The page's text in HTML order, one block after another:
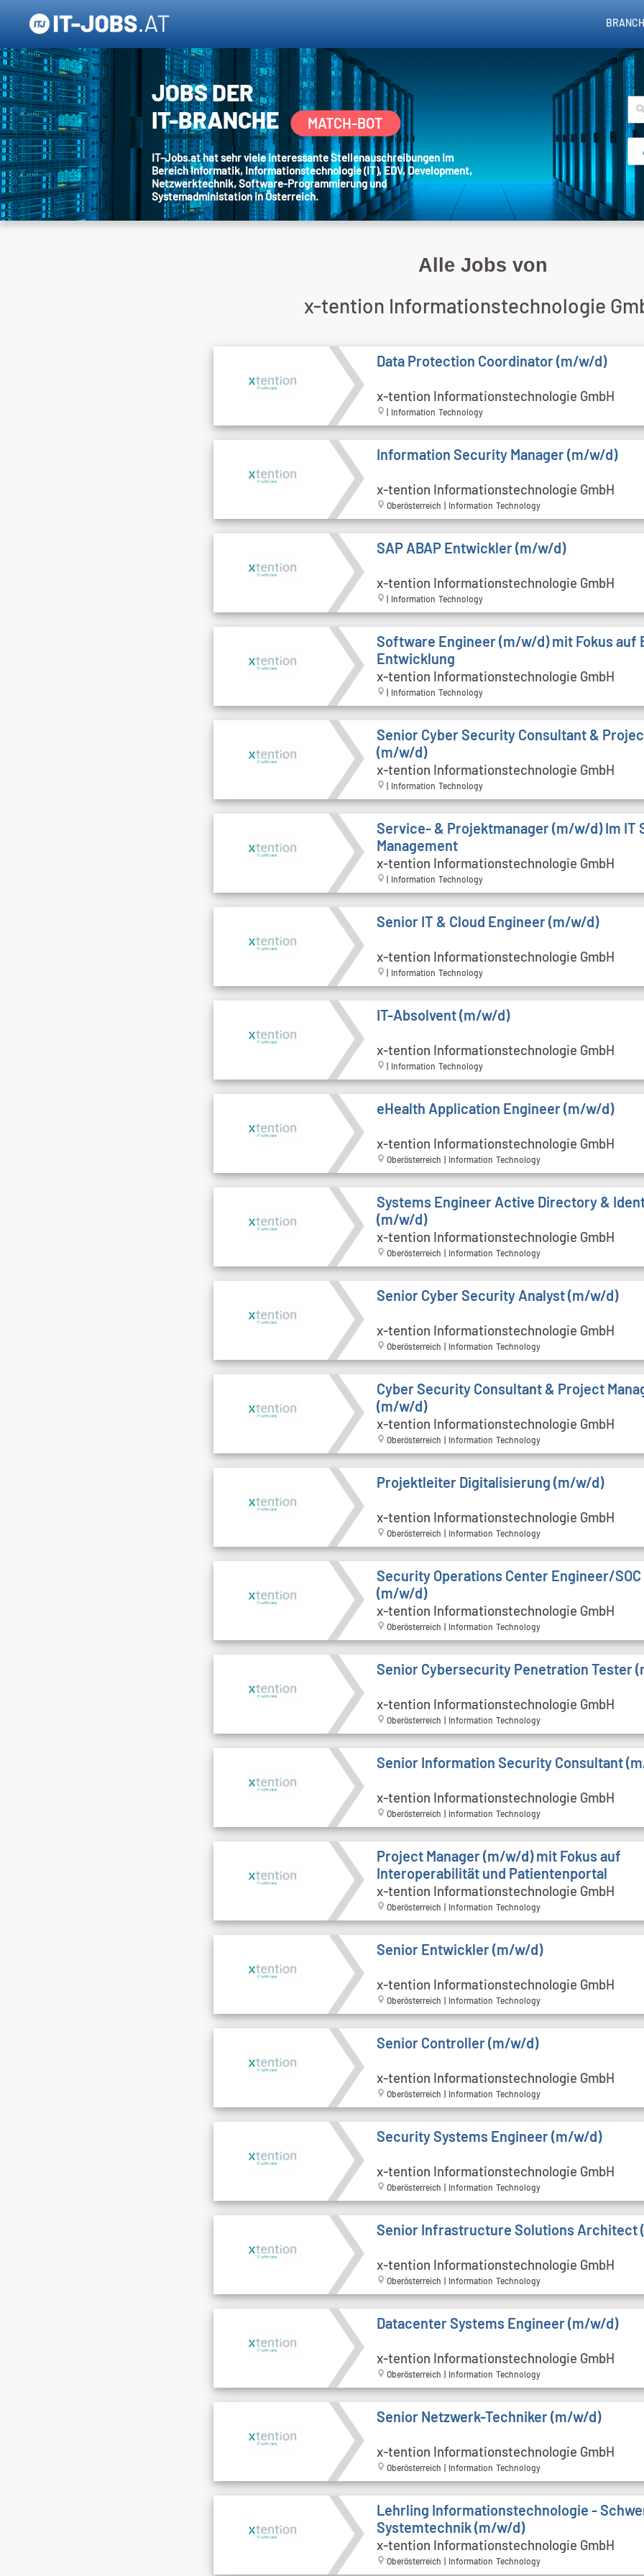
JOBS DER
IT-BRANCHE
MATCH-BOT
IT-Jobs.at hat sehr viele interessante Stellenauschreibungen im
Bereich Informatik, Informationstechnologie (IT), EDV, Development,
Netzwerktechnik, Software-Programmierung und
Systemadministation in Österreich.
Alle Jobs von
x-tention Informationstechnologie
Data Protection Coordinator (m/w/d)
x-tention Informationstechnologie GmbH
| Information Technology
Information Security Manager (m/w/d)
x-tention Informationstechnologie GmbH
Oberösterreich | Information Technology
SAP ABAP Entwickler (m/w/d)
x-tention Informationstechnologie GmbH
| Information Technology
Software Engineer (m/w/d) mit Fokus auf
Entwicklung
x-tention Informationstechnologie GmbH
| Information Technology
Senior Cyber Security Consultant &
(m/w/d)
x-tention Informationstechnologie GmbH
| Information Technology
Service- & Projektmanager (m/w/d) Im IT
Management
x-tention Informationstechnologie GmbH
| Information Technology
Senior IT & Cloud Engineer (m/w/d)
x-tention Informationstechnologie GmbH
| Information Technology
IT-Absolvent (m/w/d)
x-tention Informationstechnologie GmbH
| Information Technology
eHealth Application Engineer (m/w/d)
x-tention Informationstechnologie GmbH
Oberösterreich | Information Technology
Systems Engineer Active Directory &
(m/w/d)
x-tention Informationstechnologie GmbH
Oberösterreich | Information Technology
Senior Cyber Security Analyst (m/w/d)
x-tention Informationstechnologie GmbH
Oberösterreich | Information Technology
Cyber Security Consultant & Project
(m/w/d)
x-tention Informationstechnologie GmbH
Oberösterreich | Information Technology
Projektleiter Digitalisierung (m/w/d)
x-tention Informationstechnologie GmbH
Oberösterreich | Information Technology
Security Operations Center Engineer/
(m/w/d)
x-tention Informationstechnologie GmbH
Oberösterreich | Information Technology
Senior Cybersecurity Penetration Tester
x-tention Informationstechnologie GmbH
Oberösterreich | Information Technology
Senior Information Security Consultant
x-tention Informationstechnologie GmbH
Oberösterreich | Information Technology
Project Manager (m/w/d) mit Fokus auf
Interoperabilität und Patientenportal
x-tention Informationstechnologie GmbH
Oberösterreich | Information Technology
Senior Entwickler (m/w/d)
x-tention Informationstechnologie GmbH
Oberösterreich | Information Technology
Senior Controller (m/w/d)
x-tention Informationstechnologie GmbH
Oberösterreich | Information Technology
Security Systems Engineer (m/w/d)
x-tention Informationstechnologie GmbH
Oberösterreich | Information Technology
Senior Infrastructure Solutions Architect
x-tention Informationstechnologie GmbH
Oberösterreich | Information Technology
Datacenter Systems Engineer (m/w/d)
x-tention Informationstechnologie GmbH
Oberösterreich | Information Technology
Senior Netzwerk-Techniker (m/w/d)
x-tention Informationstechnologie GmbH
Oberösterreich | Information Technology
Lehrling Informationstechnologie -
Systemtechnik (m/w/d)
x-tention Informationstechnologie GmbH
Oberösterreich | Information Technology